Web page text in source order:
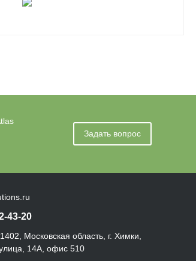
Задать вопрос
43-20
Московская область, г. Химки,
14А, офис 510